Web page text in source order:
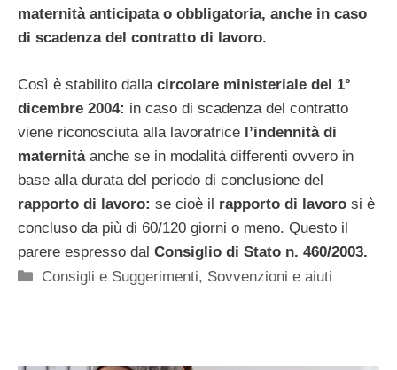
maternità anticipata o obbligatoria, anche in caso
di scadenza del contratto di lavoro.
Così è stabilito dalla circolare ministeriale del 1°
dicembre 2004: in caso di scadenza del contratto
viene riconosciuta alla lavoratrice l’indennità di
maternità anche se in modalità differenti ovvero in
base alla durata del periodo di conclusione del
rapporto di lavoro: se cioè il rapporto di lavoro si è
concluso da più di 60/120 giorni o meno. Questo il
parere espresso dal Consiglio di Stato n. 460/2003.
Categorie
Consigli e Suggerimenti, Sovvenzioni e aiuti